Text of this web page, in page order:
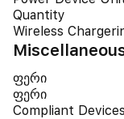
Quantity
Wireless
ფერი
ფერი
Compliant Devices